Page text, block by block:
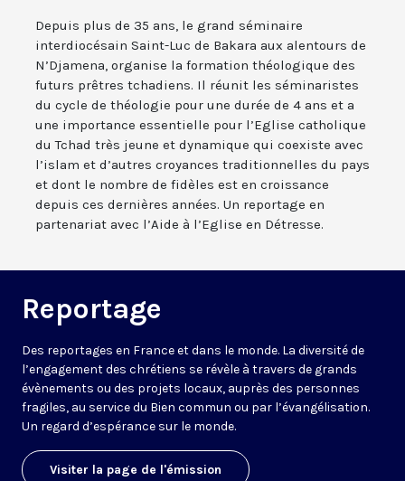
Depuis plus de 35 ans, le grand séminaire
interdiocésain Saint-Luc de Bakara aux alentours de
N’Djamena, organise la formation théologique des
futurs prêtres tchadiens. Il réunit les séminaristes
du cycle de théologie pour une durée de 4 ans et a
une importance essentielle pour l’Eglise catholique
du Tchad très jeune et dynamique qui coexiste avec
l’islam et d’autres croyances traditionnelles du pays
et dont le nombre de fidèles est en croissance
depuis ces dernières années. Un reportage en
partenariat avec l’Aide à l’Eglise en Détresse.
Reportage
Des reportages en France et dans le monde. La diversité de
l’engagement des chrétiens se révèle à travers de grands
évènements ou des projets locaux, auprès des personnes
fragiles, au service du Bien commun ou par l’évangélisation.
Un regard d’espérance sur le monde.
Visiter la page de l'émission